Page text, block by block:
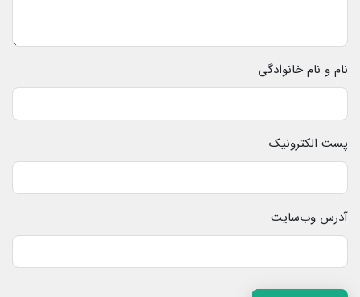
نام و نام خانوادگی
پست الکترونیک
آدرس وب‌سایت